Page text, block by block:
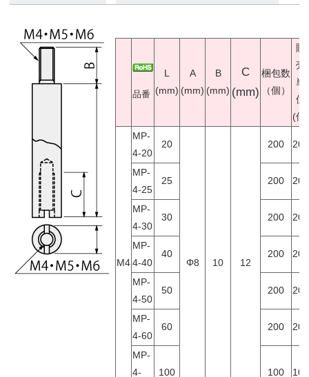
品番
L
(mm)
A
(mm)
B
(mm)
C
(mm)
梱包数
（個）
販
売
単
位
(個)
M4
MP-
4-20
20
Φ8 10 12
200 200
MP-
4-25
25 200 200
MP-
4-30
30 200 200
MP-
4-40
40 200 200
MP-
4-50
50 200 200
MP-
4-60
60 200 200
MP-
4-
100 100 100